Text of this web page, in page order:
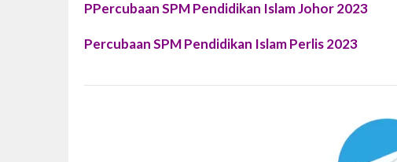
PPercubaan SPM Pendidikan Islam Johor 2023
Percubaan SPM Pendidikan Islam Perlis 2023